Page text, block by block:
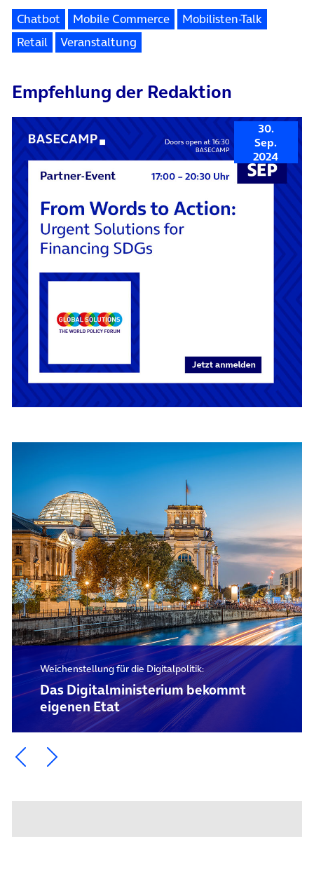
Chatbot Mobile Commerce
Mobilisten-Talk
Retail
Veranstaltung
Empfehlung der Redaktion
30.
Sep.
2024
Weichenstellung für die Digitalpolitik:
Das Digital­ministerium bekommt
eigenen Etat
Ein Element zurück blättern
Ein Element weiter blättern